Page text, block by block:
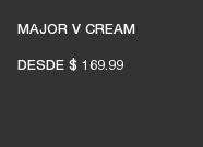
MAJOR V CREAM
DESDE $ 169.99